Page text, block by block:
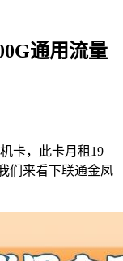
通用流量
卡，此卡月租19
们来看下联通金凤